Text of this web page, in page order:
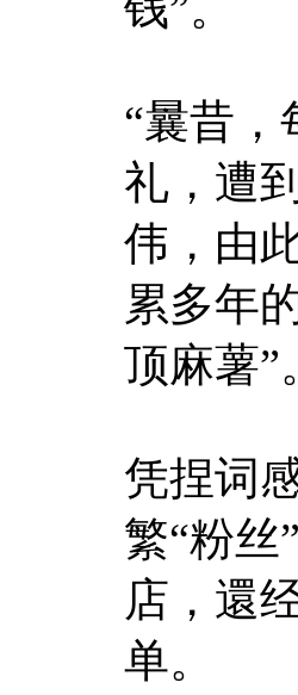
“曩昔
礼，遭
伟，由
累多年
顶麻薯”
凭捏词
繁“粉丝
店，還
单。